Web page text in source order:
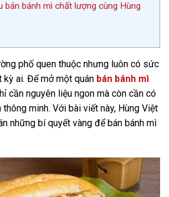
bán bánh mì chất lượng cùng Hùng
phố quen thuộc nhưng luôn có sức
ai. Để mở một quán bán bánh mì
cần nguyên liệu ngon mà còn cần có
minh. Với bài viết này, Hùng Việt
những bí quyết vàng để bán bánh mì